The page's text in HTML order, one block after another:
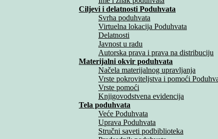
Ciljevi i delatnosti Poduhvata
Svrha poduhvata
Virtuelna lokacija Poduhvata
Delatnosti
Javnost u radu
Autorska prava i prava na distribuciju
Materijalni okvir poduhvata
Načela materijalnog upravljanja
Vrste pokroviteljstva i pomoći
Vrste pomoći
Knjigovodstvena evidencija
Tela poduhvata
Veće Poduhvata
Uprava Poduhvata
Stručni saveti podbiblioteka